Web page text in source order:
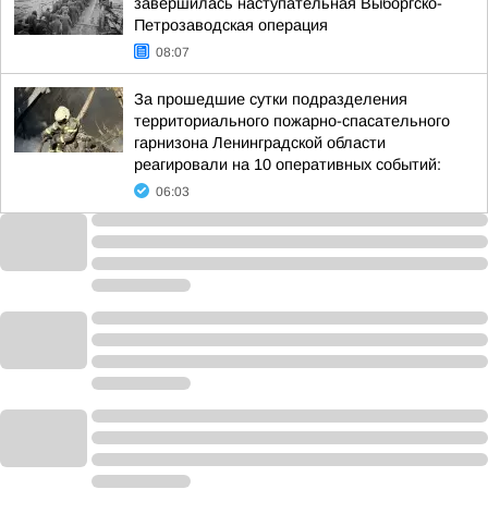
Петрозаводская операция
08:07
За прошедшие сутки подразделения
территориального пожарно-спасательного
гарнизона Ленинградской области
реагировали на 10 оперативных событий:
06:03